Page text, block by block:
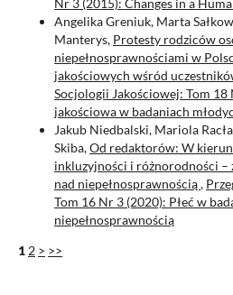
Nr 3 (2015): Changes in a
Angelika Greniuk, Marta
Manterys, Protesty rodziców
niepełnosprawnościami w
jakościowych wśród
Socjologii Jakościowej: Tom
jakościowa w badaniach
Jakub Niedbalski, Mariola
Skiba,Od redaktorów: W
inkluzyjności i różnorodności –
nad niepełnosprawnością,
Tom 16 Nr 3 (2020): Płeć w
niepełnosprawnością
12 > >>